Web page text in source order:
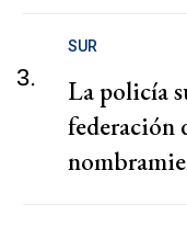
3.
SUR
La policía
federación